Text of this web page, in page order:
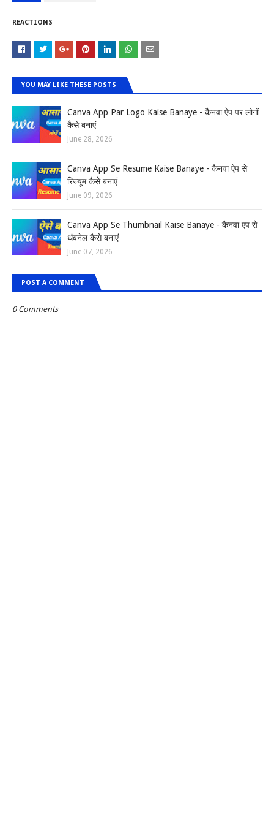
REACTIONS
YOU MAY LIKE THESE POSTS
Canva App Par Logo Kaise Banaye - कैनवा ऐप पर लोगों
कैसे बनाएं
June 28, 2026
Canva App Se Resume Kaise Banaye - कैनवा ऐप से
रिज्यूम कैसे बनाएं
June 09, 2026
Canva App Se Thumbnail Kaise Banaye - कैनवा एप से
थंबनेल कैसे बनाएं
June 07, 2026
POST A COMMENT
0 Comments